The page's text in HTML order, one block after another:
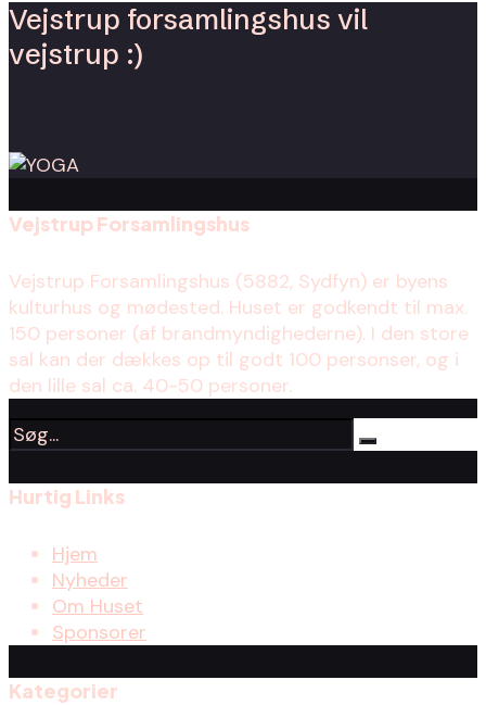
Vejstrup forsamlingshus vil
vejstrup :)
Vejstrup Forsamlingshus
Vejstrup Forsamlingshus (5882, Sydfyn) er byens
kulturhus og mødested. Huset er godkendt til max.
150 personer (af brandmyndighederne). I den store
sal kan der dækkes op til godt 100 personser, og i
den lille sal ca. 40-50 personer.
Hurtig Links
Hjem
Nyheder
Om Huset
Sponsorer
Kategorier